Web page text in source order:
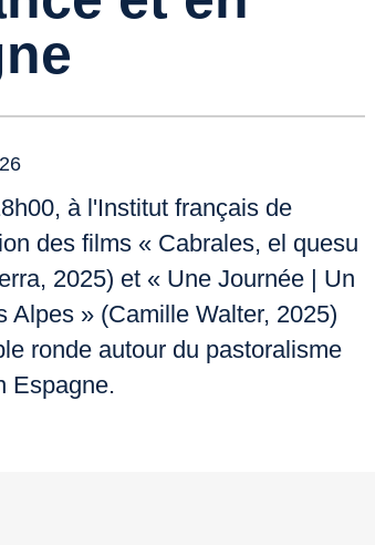
à l'Institut français de
des films « Cabrales, el quesu
2025) et « Une Journée | Un
Alpes » (Camille Walter, 2025)
ronde autour du pastoralisme
Espagne.